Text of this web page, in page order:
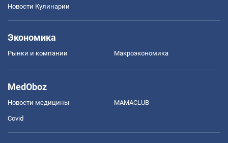
Новости Кулинарии
Экономика
Рынки и компании Mакроэкономика
MedOboz
Новости медицины MAMACLUB
Covid